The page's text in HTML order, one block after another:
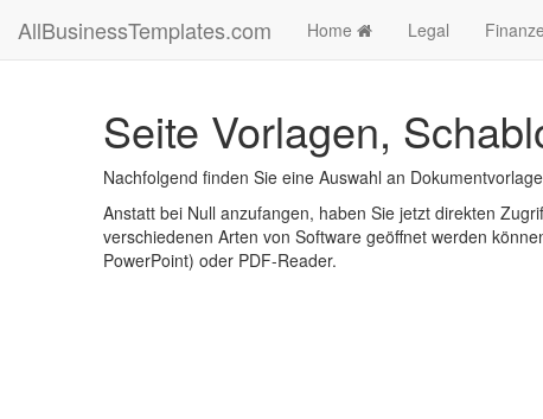
AllBusinessTemplates.com Home Legal
Seite Vorlagen,
Nachfolgend finden Sie eine Auswahl an
Anstatt bei Null anzufangen, haben Sie jetzt direkten
verschiedenen Arten von Software geöffnet werden
PowerPoint) oder PDF-Reader.